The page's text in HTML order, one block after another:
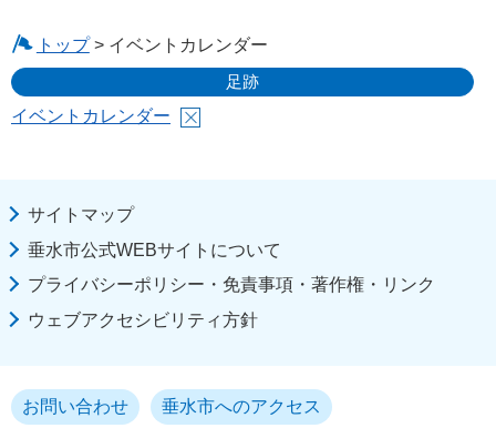
トップ> イベントカレンダー
足跡
イベントカレンダー
サイトマップ
垂水市公式WEBサイトについて
プライバシーポリシー・免責事項・著作権・リンク
ウェブアクセシビリティ方針
お問い合わせ 垂水市へのアクセス